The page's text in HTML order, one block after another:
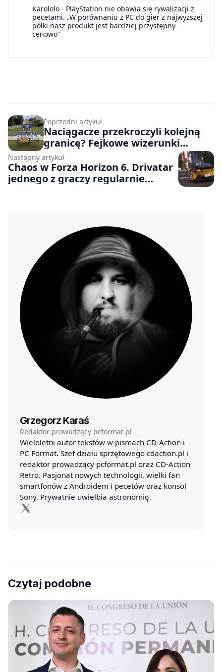
Karololo - PlayStation nie obawia się rywalizacji z
pecetami. „W porównaniu z PC do gier z najwyższej
półki nasz produkt jest bardziej przystępny
cenowo”
Poprzedni artykuł
Naciągacze przekroczyli kolejną
granicę? Fejkowe wizerunki
chorych osób są wykorzystywane
do reklamy tandetnych
produktów
Następny artykuł
Chaos w Forza Horizon 6. Drivatar
jednego z graczy regularnie
Grzegorz Karaś
Redaktor prowadzący pcformat.pl
Wieloletni autor tekstów w pismach CD-Action i
PC Format. Szef działu sprzętowego cdaction.pl i
redaktor prowadzący pcformat.pl oraz CD-Action
Retro. Pasjonat nowych technologii, wielki fan
smartfonów z Androidem i pecetów oraz konsol
Sony. Prywatnie uwielbia astronomię.
Czytaj podobne